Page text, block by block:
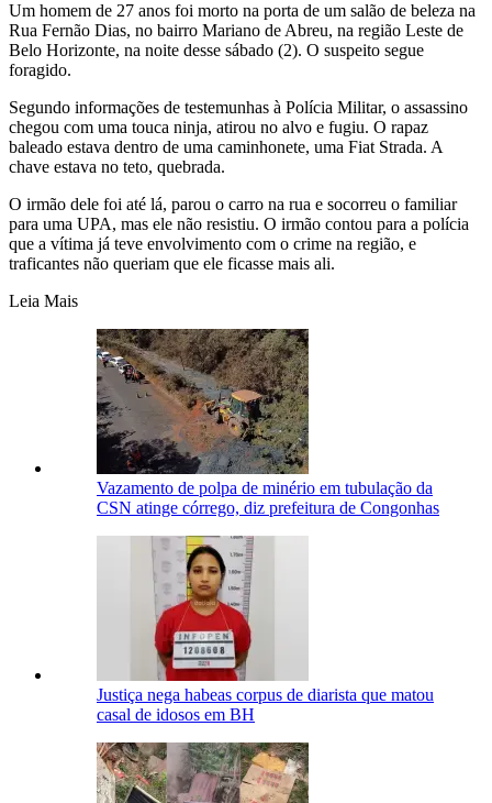
Um homem de 27 anos foi morto na porta de um salão de beleza na
Rua Fernão Dias, no bairro Mariano de Abreu, na região Leste de
Belo Horizonte, na noite desse sábado (2). O suspeito segue
foragido.
Segundo informações de testemunhas à Polícia Militar, o assassino
chegou com uma touca ninja, atirou no alvo e fugiu. O rapaz
baleado estava dentro de uma caminhonete, uma Fiat Strada. A
chave estava no teto, quebrada.
O irmão dele foi até lá, parou o carro na rua e socorreu o familiar
para uma UPA, mas ele não resistiu. O irmão contou para a polícia
que a vítima já teve envolvimento com o crime na região, e
traficantes não queriam que ele ficasse mais ali.
Leia Mais
Vazamento de polpa de minério em tubulação da
CSN atinge córrego, diz prefeitura de Congonhas
Justiça nega habeas corpus de diarista que matou
casal de idosos em BH